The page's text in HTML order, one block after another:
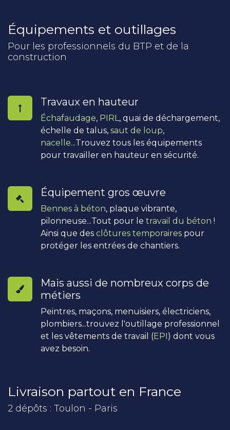
Équipements et outillages
Pour les professionnels du BTP et de la
construction
Travaux en hauteur
Échafaudage, PIRL , quai de déchargement,
échelle de talus, saut de loup,
nacelle...Trouvez tous les équipements
pour travailler en hauteur en sécurité.
Équipement gros œuvre
Bennes à béton, plaque vibrante,
pilonneuse...Tout pour le travail du béton !
Ainsi que des clôtures temporaires pour
protéger les entrées de chantiers.
Mais aussi de nombreux corps de
métiers
Peintres, maçons, menuisiers, électriciens,
plombiers...trouvez l'outillage professionnel
et les vêtements de travail (EPI) dont vous
avez besoin.
Livraison partout en France
2 dépôts : Toulon - Paris